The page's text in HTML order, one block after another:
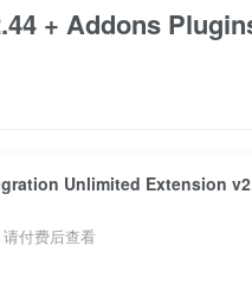
+ Addons
Unlimited Extension
付费后查看